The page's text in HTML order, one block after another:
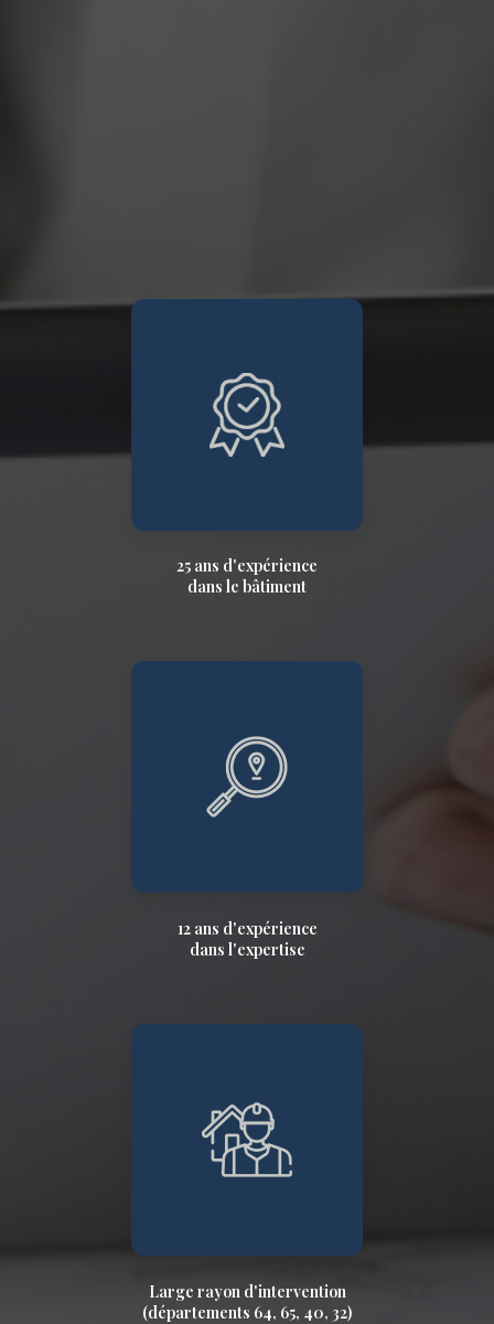
25 ans d'expérience
dans le bâtiment
12 ans d'expérience
dans l'expertise
Large rayon d'intervention
(départements 64, 65, 40, 32)